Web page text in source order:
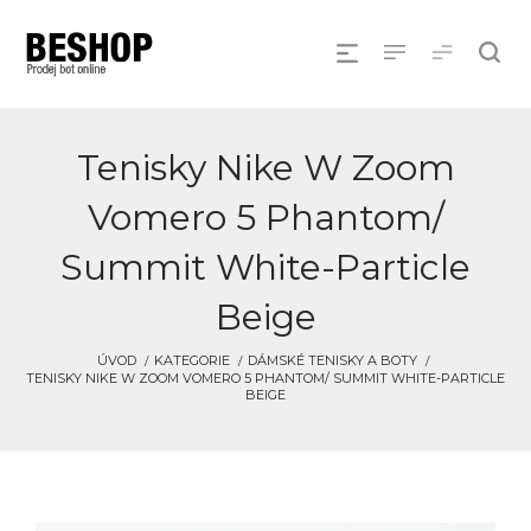
Tenisky Nike W Zoom
Vomero 5 Phantom/
Summit White-Particle
Beige
ÚVOD KATEGORIE
DÁMSKÉ TENISKY A BOTY
TENISKY NIKE W ZOOM VOMERO 5 PHANTOM/ SUMMIT WHITE-PARTICLE
BEIGE